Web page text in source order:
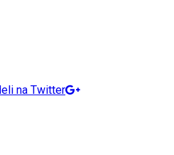
na Twitter